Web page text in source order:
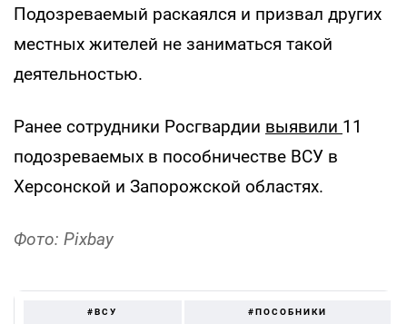
Подозреваемый раскаялся и призвал других
местных жителей не заниматься такой
деятельностью.
Ранее сотрудники Росгвардии выявили 11
подозреваемых в пособничестве ВСУ в
Херсонской и Запорожской областях.
Фото: Pixbay
#ВСУ #ПОСОБНИКИ